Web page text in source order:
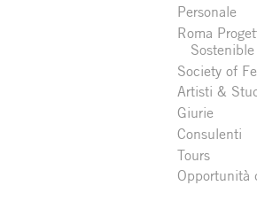
Personale
Roma
Sostenible
Society of
Artisti &
Giurie
Consulenti
Tours
Opportunità